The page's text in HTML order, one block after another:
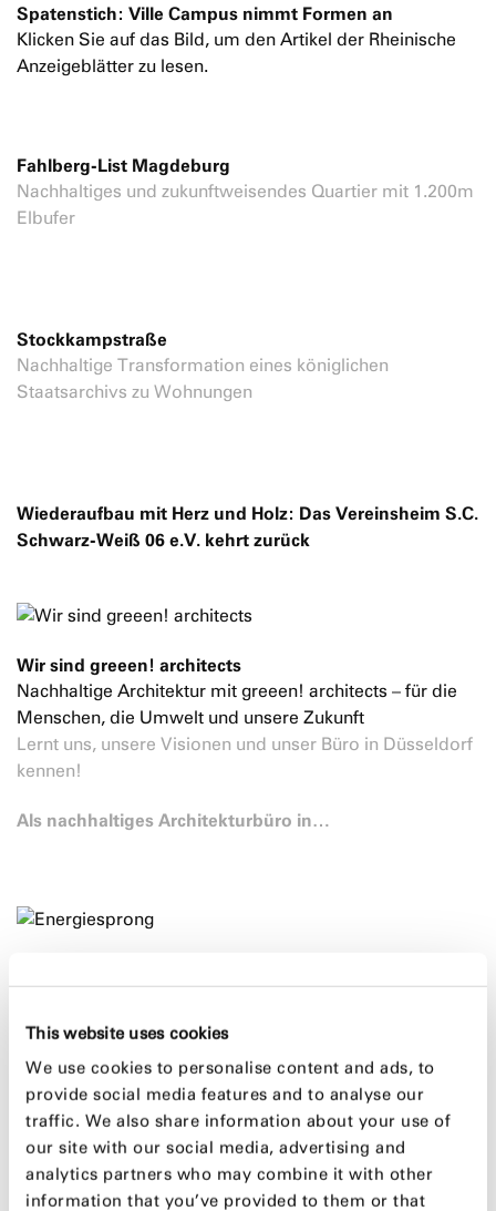
This website uses cookies
We use cookies to personalise content and ads, to
provide social media features and to analyse our
traffic. We also share information about your use of
our site with our social media, advertising and
analytics partners who may combine it with other
information that you’ve provided to them or that
Spatenstich: Ville Campus nimmt Formen an
Klicken Sie auf das Bild, um den Artikel der Rheinische
Anzeigeblätter zu lesen.
Fahlberg-List Magdeburg
Nachhaltiges und zukunftweisendes Quartier mit 1.200m
Elbufer
Stockkampstraße
Nachhaltige Transformation eines königlichen
Staatsarchivs zu Wohnungen
Wiederaufbau mit Herz und Holz: Das Vereinsheim S.C.
Schwarz-Weiß 06 e.V. kehrt zurück
Wir sind greeen! architects
Nachhaltige Architektur mit greeen! architects – für die
Menschen, die Umwelt und unsere Zukunft
Lernt uns, unsere Visionen und unser Büro in Düsseldorf
kennen!
Als nachhaltiges Architekturbüro in…
Die Kooperation zwischen greeen! architects und
Terhalle Holzbau
Die beiden Unternehmen bieten das serielle Sanieren im
Holzelementbau sowie Förderungsberatung und…